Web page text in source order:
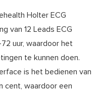
Holter ECG
van 12 Leads ECG
uur, waardoor het
te kunnen doen.
is het bedienen van
cent, waardoor een